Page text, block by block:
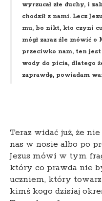
wyrzucał złe duchy, i
chodził z nami. Lecz
mu, bo nikt, kto czyni
mógł zaraz źle mówić
przeciwko nam, ten
wody do picia, dlatego
zaprawdę, powiadam
Teraz widać już, że
nas w nosie albo po
Jezus mówi w tym
który co prawda nie
uczniem, który
kimś kogo dzisiaj